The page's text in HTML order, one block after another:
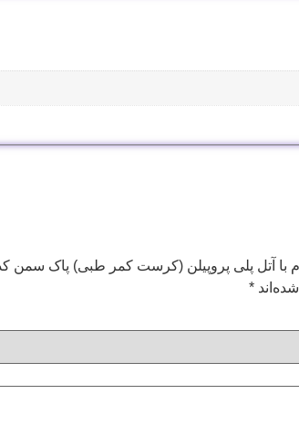
آتل پلی پروپیلن (کرست کمر طبی) پاک سمن کد
*